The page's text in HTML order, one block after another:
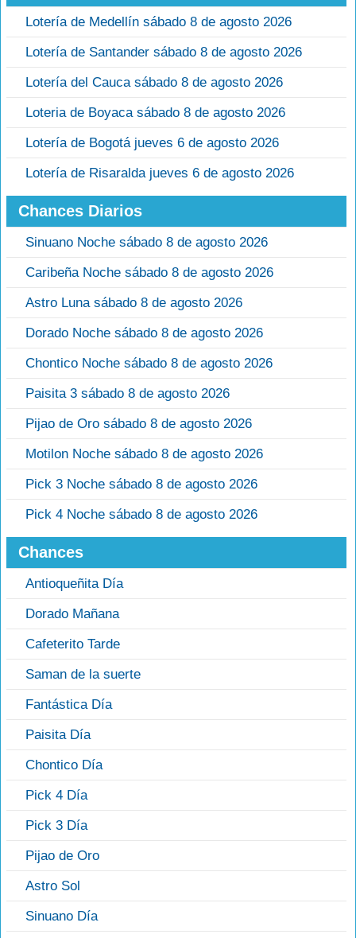
Lotería de Medellín sábado 8 de agosto 2026
Lotería de Santander sábado 8 de agosto 2026
Lotería del Cauca sábado 8 de agosto 2026
Loteria de Boyaca sábado 8 de agosto 2026
Lotería de Bogotá jueves 6 de agosto 2026
Lotería de Risaralda jueves 6 de agosto 2026
Chances Diarios
Sinuano Noche sábado 8 de agosto 2026
Caribeña Noche sábado 8 de agosto 2026
Astro Luna sábado 8 de agosto 2026
Dorado Noche sábado 8 de agosto 2026
Chontico Noche sábado 8 de agosto 2026
Paisita 3 sábado 8 de agosto 2026
Pijao de Oro sábado 8 de agosto 2026
Motilon Noche sábado 8 de agosto 2026
Pick 3 Noche sábado 8 de agosto 2026
Pick 4 Noche sábado 8 de agosto 2026
Chances
Antioqueñita Día
Dorado Mañana
Cafeterito Tarde
Saman de la suerte
Fantástica Día
Paisita Día
Chontico Día
Pick 4 Día
Pick 3 Día
Pijao de Oro
Astro Sol
Sinuano Día